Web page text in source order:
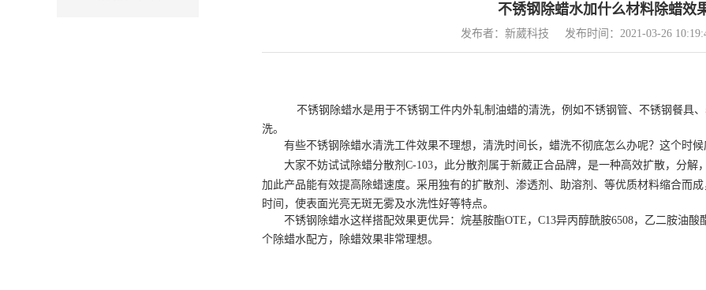
不锈钢除蜡水加什么材料除蜡效
发布者：新葳科技 发布时间：2021-03-26
不锈钢除蜡水是用于不锈钢工件内外轧制油蜡的清洗，例如不锈钢管、不锈钢餐具
洗。
有些不锈钢 除蜡水清洗工件效果不理想，清洗时间长，蜡洗不彻底怎么办呢？这个时
大家不妨试试除蜡分散剂 C-103，此分散剂属于新葳正合品牌，是一种高效扩散，分
加此产品能有效提高除蜡速度。采用独有的扩散剂、 渗透剂 、助溶剂、等优质材料缩合而
时间，使表面光亮无斑无雾及水洗性好等特点。
不锈钢除蜡水这样搭配效果更优异：烷基胺酯OTE，C13异丙醇酰胺6508，乙二胺油酸
个除蜡水配方，除蜡效果非常理想。